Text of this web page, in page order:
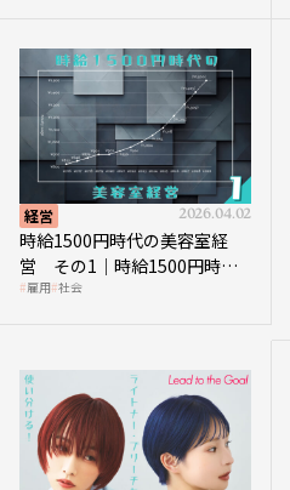
経営 2026.04.02
時給1500円時代の美容室経
営 その1｜時給1500円時代
へ向かう社会的背景
雇用 社会